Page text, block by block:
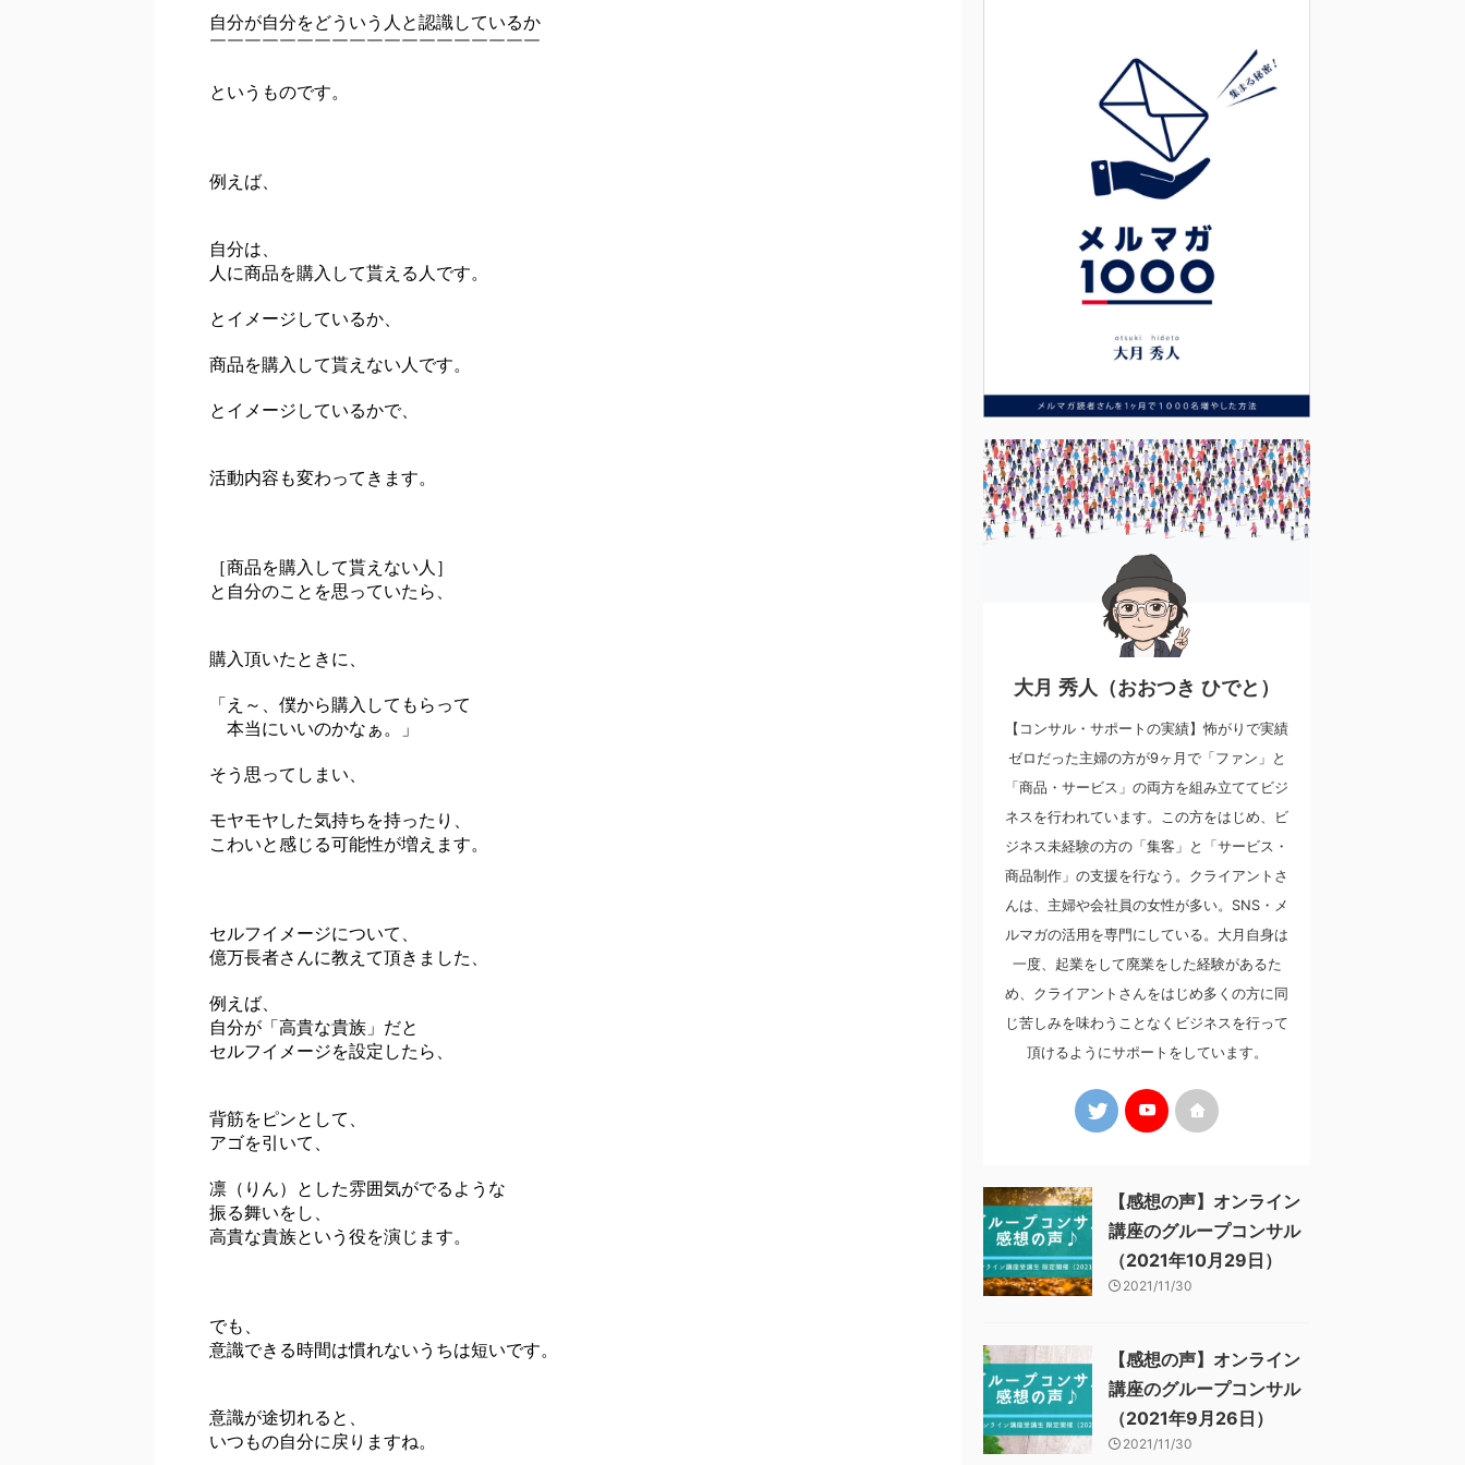
自分が自分をどういう人と認識しているか
￣￣￣￣￣￣￣￣￣￣￣￣￣￣￣￣￣￣￣
というものです。
例えば、
自分は、
人に商品を購入して貰える人です。
とイメージしているか、
商品を購入して貰えない人です。
とイメージしているかで、
活動内容も変わってきます。
［商品を購入して貰えない人］
と自分のことを思っていたら、
購入頂いたときに、
「え～、僕から購入してもらって
本当にいいのかなぁ。」
そう思ってしまい、
モヤモヤした気持ちを持ったり、
こわいと感じる可能性が増えます。
セルフイメージについて、
億万長者さんに教えて頂きました、
例えば、
自分が「高貴な貴族」だと
セルフイメージを設定したら、
背筋をピンとして、
アゴを引いて、
凛（りん）とした雰囲気がでるような
振る舞いをし、
高貴な貴族という役を演じます。
でも、
意識できる時間は慣れないうちは短いです。
意識が途切れると、
いつもの自分に戻りますね。
大月 秀人（おおつき ひでと）
【コンサル・サポートの実績】怖がりで実績
ゼロだった主婦の方が9ヶ月で「ファン」と
「商品・サービス」の両方を組み立ててビジ
ネスを行われています。この方をはじめ、ビ
ジネス未経験の方の「集客」と「サービス・
商品制作」の支援を行なう。クライアントさ
んは、主婦や会社員の女性が多い。SNS・メ
ルマガの活用を専門にしている。大月自身は
一度、起業をして廃業をした経験があるた
め、クライアントさんをはじめ多くの方に同
じ苦しみを味わうことなくビジネスを行って
頂けるようにサポートをしています。
【感想の声】オンライン
講座のグループコンサル
（2021年10月29日）
2021/11/30
【感想の声】オンライン
講座のグループコンサル
（2021年9月26日）
2021/11/30